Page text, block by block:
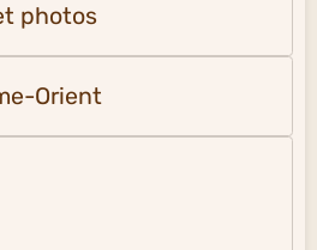
photos
Orient